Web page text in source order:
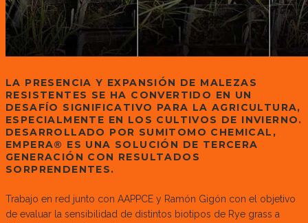
LA PRESENCIA Y EXPANSIÓN DE MALEZAS
RESISTENTES SE HA CONVERTIDO EN UN
DESAFÍO SIGNIFICATIVO PARA LA AGRICULTURA,
ESPECIALMENTE EN LOS CULTIVOS DE INVIERNO.
DESARROLLADO POR SUMITOMO CHEMICAL,
EMPERA® ES UNA SOLUCIÓN DE TERCERA
GENERACIÓN CON RESULTADOS
SORPRENDENTES.
Trabajo en red junto con AAPPCE y Ramón Gigón con el objetivo
de evaluar la sensibilidad de distintos biotipos de Rye grass a